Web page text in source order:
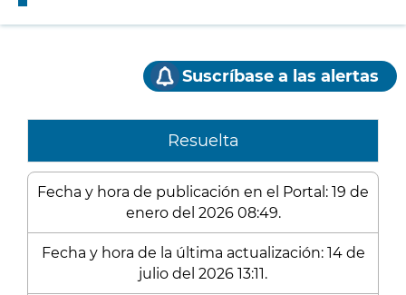
Suscríbase a las alertas
Resuelta
Fecha y hora de publicación en el Portal: 19 de
enero del 2026 08:49.
Fecha y hora de la última actualización: 14 de
julio del 2026 13:11.